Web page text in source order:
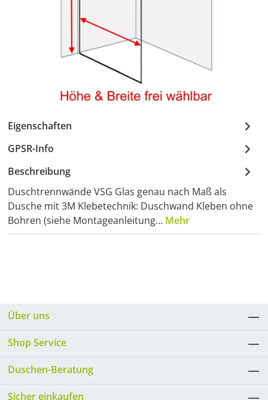
Eigenschaften
GPSR-Info
Beschreibung
Duschtrennwände VSG Glas genau nach Maß als
Dusche mit 3M Klebetechnik: Duschwand Kleben ohne
Bohren (siehe Montageanleitung… Mehr
Über uns
Shop Service
Duschen-Beratung
Sicher einkaufen